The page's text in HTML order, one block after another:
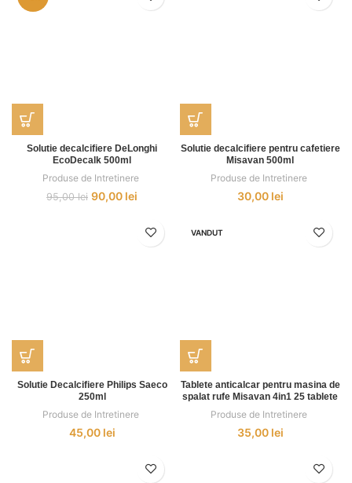
Solutie decalcifiere DeLonghi
EcoDecalk 500ml
Produse de Intretinere
95,00lei 90,00 lei
Solutie decalcifiere pentru cafetiere
Misavan 500ml
Produse de Intretinere
30,00 lei
Solutie Decalcifiere Philips Saeco
250ml
Produse de Intretinere
45,00 lei
VANDUT
Tablete anticalcar pentru masina de
spalat rufe Misavan 4in1 25 tablete
Produse de Intretinere
35,00 lei